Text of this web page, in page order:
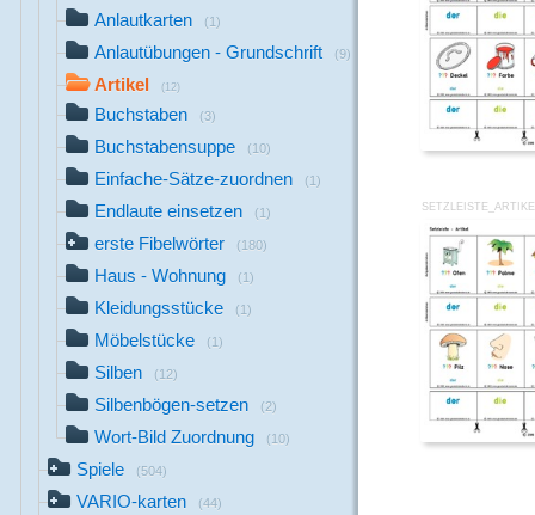
Anlautkarten (1)
Anlautübungen - Grundschrift (9)
Artikel (12)
Buchstaben (3)
Buchstabensuppe (10)
Einfache-Sätze-zuordnen (1)
Endlaute einsetzen (1)
erste Fibelwörter (180)
Haus - Wohnung (1)
Kleidungsstücke (1)
Möbelstücke (1)
Silben (12)
Silbenbögen-setzen (2)
Wort-Bild Zuordnung (10)
Spiele (504)
VARIO-karten (44)